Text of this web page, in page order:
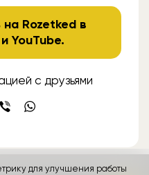
Rozetked в
иYouTube.
с друзьями
для улучшения работы